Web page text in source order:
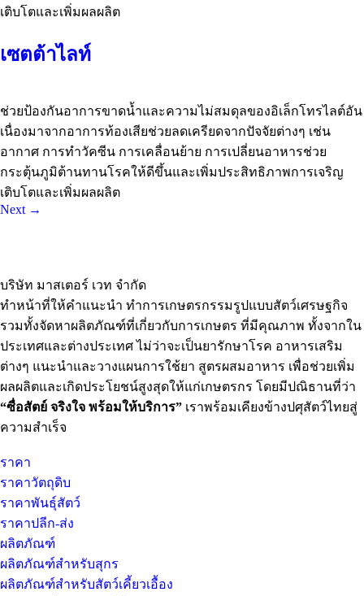
เติบโตและเพิ่มผลผลิต
เซตต้าไลท์
ช่วยป้องกันอาการขาดน้ำและความไม่สมดุลของอิเล็กโทรไลต์อัน
เนื่องมาจากอาการท้องเสียช่วยลดเครียดจากปัจจัยต่างๆ เช่น
อากาศ การทำวัคซีน การเคลื่อนย้าย การเปลี่ยนอาหารช่วย
กระตุ้นภูมิต้านทานโรคให้ดีขึ้นและเพิ่มประสิทธิภาพการเจริญ
เติบโตและเพิ่มผลผลิต
Next →
บริษัท มาสเตอร์ เวท จำกัด
ทำหน้าที่ให้คำแนะนำ ทำการเกษตรกรรมรูปแบบสัตว์เศรษฐกิจ
รวมทั้งจัดหาผลิตภัณฑ์ที่เกี่ยวกับการเกษตร ที่มีคุณภาพ ทั้งจากใน
ประเทศและต่างประเทศ ไม่ว่าจะเป็นยารักษาโรค อาหารเสริม
ต่างๆ แนะนำและวางแผนการใช้ยา สูตรผสมอาหาร เพื่อช่วยเพิ่ม
ผลผลิตและเกิดประโยชน์สูงสุดให้แก่เกษตรกร โดยมีปณิธานที่ว่า
“ซื่อสัตย์ จริงใจ พร้อมให้บริการ” เราพร้อมเคียงข้างปศุสัตว์ไทยสู่
ความสำเร็จ
ราคา
ราคาวัตถุดิบ
ราคาพันธุ์สัตว์
ราคาปลีก-ส่ง
ผลิตภัณฑ์
ผลิตภัณฑ์สำหรับสุกร
ผลิตภัณฑ์สำหรับสัตว์เคี้ยวเอื้อง